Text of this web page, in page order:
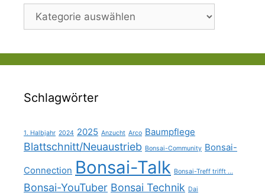
Kategorien
Schlagwörter
1. Halbjahr 2024 2025 Anzucht Arco Baumpflege
Blattschnitt/Neuaustrieb Bonsai-Community Bonsai-
Connection Bonsai-Talk Bonsai-Treff trifft ...
Bonsai-YouTuber Bonsai Technik Dai